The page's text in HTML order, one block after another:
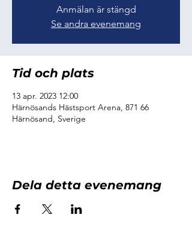
Anmälan är stängd
Se andra evenemang
Tid och plats
13 apr. 2023 12:00
Härnösands Hästsport Arena, 871 66
Härnösand, Sverige
Dela detta evenemang